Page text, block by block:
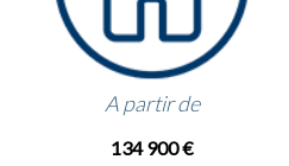
A partir de
134 900 €